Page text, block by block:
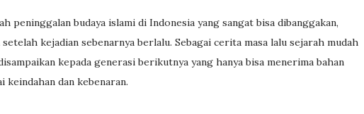
peninggalan budaya islami di Indonesia yang sangat bisa dibanggakan,
kejadian sebenarnya berlalu. Sebagai cerita masa lalu sejarah mudah
kepada generasi berikutnya yang hanya bisa menerima bahan
keindahan dan kebenaran.